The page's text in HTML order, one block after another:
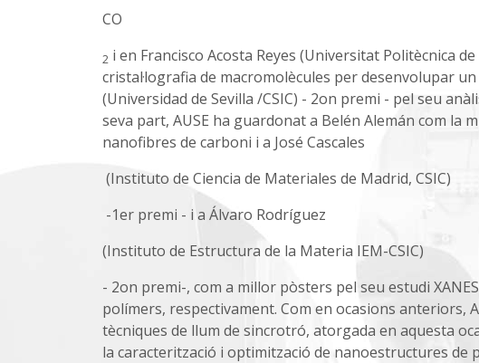
CO
2 i en Francisco Acosta Reyes (Universitat Politècnica
cristal·lografia de macromolècules per desenvolupar
(Universidad de Sevilla /CSIC) - 2on premi - pel seu
seva part, AUSE ha guardonat a Belén Alemán com la
nanofibres de carboni i a José Cascales
(Instituto de Ciencia de Materiales de Madrid, CSIC)
-1er premi - i a Álvaro Rodríguez
(Instituto de Estructura de la Materia IEM-CSIC)
- 2on premi-, com a millor pòsters pel seu estudi
polímers, respectivament. Com en ocasions anteriors,
tècniques de llum de sincrotró, atorgada en aquesta
la caracterització i optimització de nanoestructures de